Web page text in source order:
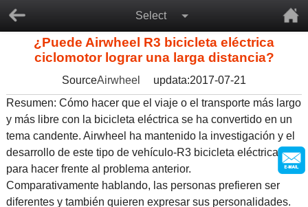
Select
¿Puede Airwheel R3 bicicleta eléctrica
ciclomotor lograr una larga distancia?
SourceAirwheel
updata:2017-07-21
Resumen: Cómo hacer que el viaje o el transporte más largo
y más libre con la bicicleta eléctrica se ha convertido en un
tema candente. Airwheel ha mantenido la investigación y el
desarrollo de este tipo de vehículo-R3 bicicleta eléctrica
para hacer frente al problema anterior.
Comparativamente hablando, las personas prefieren ser
diferentes y también quieren expresar sus personalidades.